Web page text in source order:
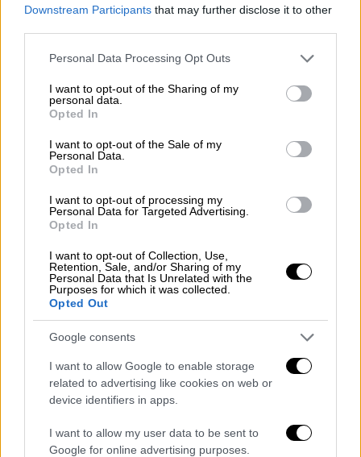
Downstream Participants that may further disclose it to other
Please note that this website/app uses one or more Google
not limited to your visit or usage behaviour. You may click to
grant or deny consent to Google and its third-party tags to
use your data for below specified purposes in below Google
consent section.
Personal Data Processing Opt Outs
I want to opt-out of the Sharing of my
personal data.
Opted In
I want to opt-out of the Sale of my
Personal Data.
Opted In
I want to opt-out of processing my
Personal Data for Targeted Advertising.
Opted In
I want to opt-out of Collection, Use,
Retention, Sale, and/or Sharing of my
Personal Data that Is Unrelated with the
Purposes for which it was collected.
Opted Out
Google consents
I want to allow Google to enable storage
related to advertising like cookies on web or
device identifiers in apps.
I want to allow my user data to be sent to
Google for online advertising purposes.
Συγκεκριμένα, ο Γιώργος Καμίνης
υπογράμμισε ότι η νέα αυτή αγορά
χρειάζεται ρύθμιση και σίγουρα όχι
φαινόμενο που ενισχύει την οικονομία».
προκαλείται αθέμιτος ανταγωνισμός με τα
οργανωμένα ξενοδοχεία. Εξάλλου, δεν
πρέπει να παραβλέψουμε ότι ξυπνά η τοπική
οικονομία» τόνισε ο δήμαρχος Αθηναίων.
Ακόμη, επισήμανε ότι η μπορεί η θέσπιση
των σχετικών ρυθμίσεων να είναι
αρμοδιότητα της κεντρικής διοίκησης, όμως
«οι δήμοι και οι υπόλοιποι εμπλεκόμενοι
φορείς, πρέπει να υποβάλουν προτάσεις -
και οι προτάσεις αυτές να ληφθούν σοβαρά
υπόψη από την κυβέρνηση. Κατευθυντήρια
αρχή στη συζήτηση του θέματος, πρέπει να
είναι πως ο δήμος, ως διαχειριστής της
πόλης, είναι εκείνος που φροντίζει για την
ελκυστικότητα και την εύρυθμη λειτουργία